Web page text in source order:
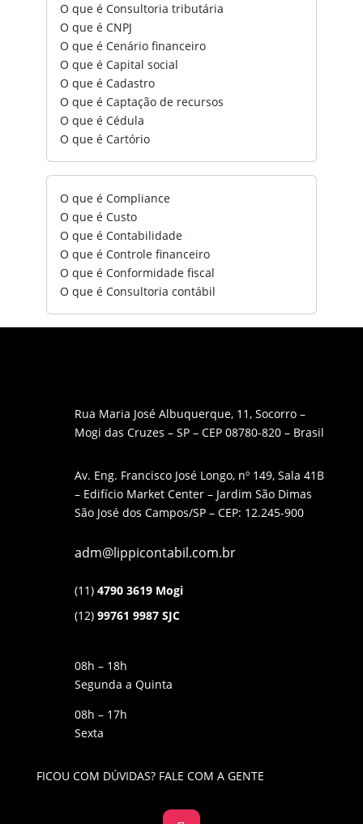
O que é Consultoria tributária
O que é CNPJ
O que é Cenário financeiro
O que é Capital social
O que é Cadastro
O que é Captação de recursos
O que é Cédula
O que é Cartório
O que é Compliance
O que é Custo
O que é Contabilidade
O que é Controle financeiro
O que é Conformidade fiscal
O que é Consultoria contábil
Rua Maria José Albuquerque, 11, Socorro –
Mogi das Cruzes – SP – CEP 08780-820 – Brasil
Av. Eng. Francisco José Longo, nº 149, Sala 41B
– Edifício Market Center – Jardim São Dimas
São José dos Campos/SP – CEP: 12.245-900
adm@lippicontabil.com.br
(11) 4790 3619 Mogi
(12) 99761 9987 SJC
08h – 18h
Segunda a Quinta
08h – 17h
Sexta
FICOU COM DÚVIDAS? FALE COM A GENTE